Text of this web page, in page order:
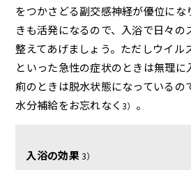
をつかさどる副交感神経が優位にな
きも活発になるので、入浴で日々の
整えてあげましょう。ただしウイル
といった急性の症状のときは無理
痢のときは脱水状態になっているの
水分補給をお忘れなく3） 。
入浴の効果 3）